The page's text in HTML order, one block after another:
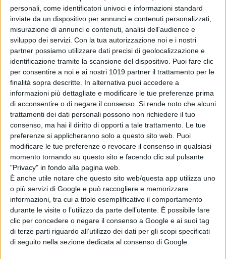
personali, come identificatori univoci e informazioni standard
inviate da un dispositivo per annunci e contenuti personalizzati,
misurazione di annunci e contenuti, analisi dell'audience e
sviluppo dei servizi. Con la tua autorizzazione noi e i nostri
partner possiamo utilizzare dati precisi di geolocalizzazione e
identificazione tramite la scansione del dispositivo. Puoi fare clic
per consentire a noi e ai nostri 1019 partner il trattamento per le
finalità sopra descritte. In alternativa puoi accedere a
informazioni più dettagliate e modificare le tue preferenze prima
di acconsentire o di negare il consenso. Si rende noto che alcuni
trattamenti dei dati personali possono non richiedere il tuo
consenso, ma hai il diritto di opporti a tale trattamento. Le tue
preferenze si applicheranno solo a questo sito web. Puoi
modificare le tue preferenze o revocare il consenso in qualsiasi
momento tornando su questo sito e facendo clic sul pulsante
"Privacy" in fondo alla pagina web.
È anche utile notare che questo sito web/questa app utilizza uno
o più servizi di Google e può raccogliere e memorizzare
informazioni, tra cui a titolo esemplificativo il comportamento
durante le visite o l’utilizzo da parte dell’utente. È possibile fare
clic per concedere o negare il consenso a Google e ai suoi tag
di terze parti riguardo all’utilizzo dei dati per gli scopi specificati
di seguito nella sezione dedicata al consenso di Google.
incendio che ha raso al suolo il
ranch di famiglia, si ritrova a vivere
in un campo della protezione civile.
Trasferitosi in questa comunità di
roulotte insieme ad altri
sopravvissuti alla stessa tragedia,
Dusty inizia lentamente a
raccogliere i pezzi di sé: riallaccia i
rapporti con l’ex moglie Ruby e si
riavvicina alla giovane figlia Callie-
Rose, trovando lungo il cammino un
inaspettato senso di appartenenza
tra i nuovi vicini che condividono la
sua stessa perdita.